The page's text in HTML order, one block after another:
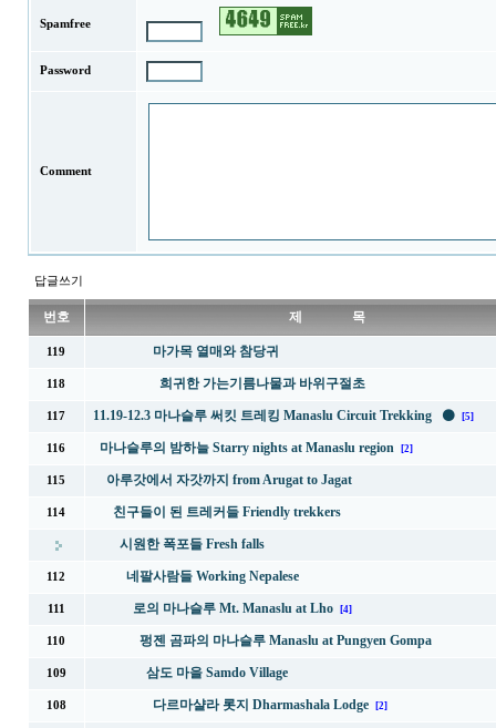
Spamfree
Password
Comment
답글쓰기
번호 제 목
119 마가목 열매와 참당귀
118 희귀한 가는기름나물과 바위구절초
117 11.19-12.3 마나슬루 써킷 트레킹 Manaslu Circuit Trekking ⚫ [5]
116 마나슬루의 밤하늘 Starry nights at Manaslu region [2]
115 아루갓에서 자갓까지 from Arugat to Jagat
114 친구들이 된 트레커들 Friendly trekkers
시원한 폭포들 Fresh falls
112 네팔사람들 Working Nepalese
111 로의 마나슬루 Mt. Manaslu at Lho [4]
110 펑젠 곰파의 마나슬루 Manaslu at Pungyen Gompa
109 삼도 마을 Samdo Village
108 다르마샬라 롯지 Dharmashala Lodge [2]